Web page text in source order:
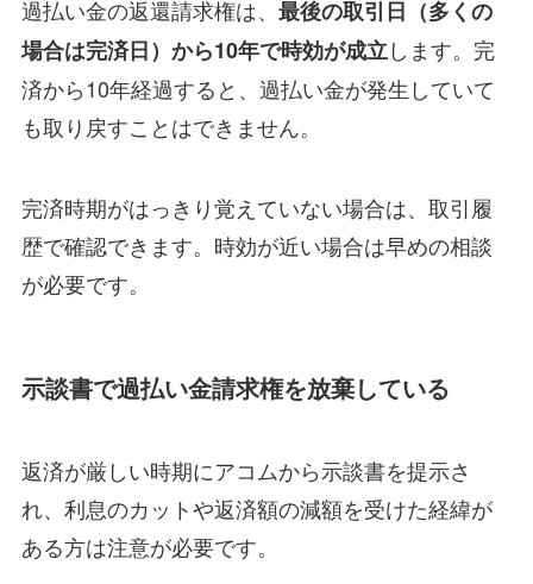
過払い金の返還請求権は、 最後の取引日（多くの
場合は完済日）から10年で時効が成立します。完
済から10年経過すると、過払い金が発生していて
も取り戻すことはできません。
完済時期がはっきり覚えていない場合は、取引履
歴で確認できます。時効が近い場合は早めの相談
が必要です。
示談書で過払い金請求権を放棄している
返済が厳しい時期にアコムから示談書を提示さ
れ、利息のカットや返済額の減額を受けた経緯が
ある方は注意が必要です。